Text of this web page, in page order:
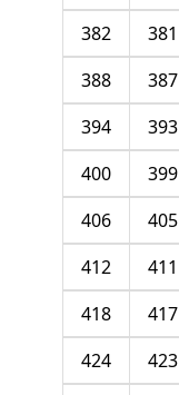
381
382
387
388
393
394
399
400
405
406
411
412
417
418
423
424